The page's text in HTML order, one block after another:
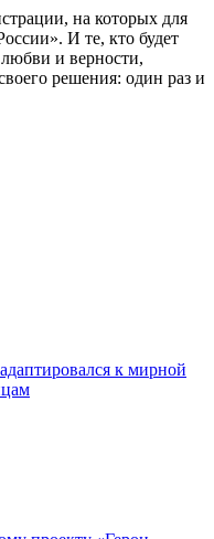
на которых для
И те, кто будет
и верности,
решения: один раз и
к мирной